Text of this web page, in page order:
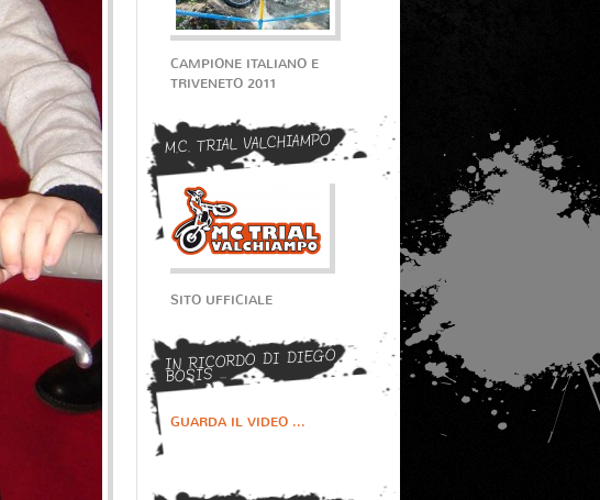
CAMPIONE ITALIANO E
TRIVENETO 2011
M.C. TRIAL VALCHIAMPO
SITO UFFICIALE
IN RICORDO DI DIEGO
BOSIS ...
GUARDA IL VIDEO ...